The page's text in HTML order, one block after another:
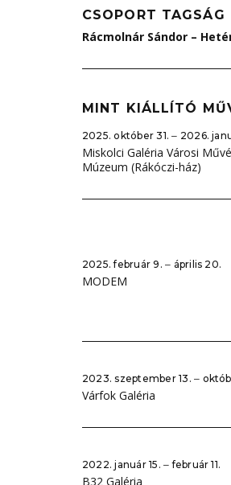
CSOPORT TAGSÁG
Rácmolnár Sándor –
MINT KIÁLLÍTÓ
2025. október 31. ‒ 2026.
Miskolci Galéria Városi
Múzeum (Rákóczi-ház)
2025. február 9. ‒ április 20.
MODEM
2023. szeptember 13. ‒
Várfok Galéria
2022. január 15. ‒ február 11.
B32 Galéria